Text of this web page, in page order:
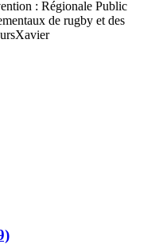
: Régionale Public
de rugby et des